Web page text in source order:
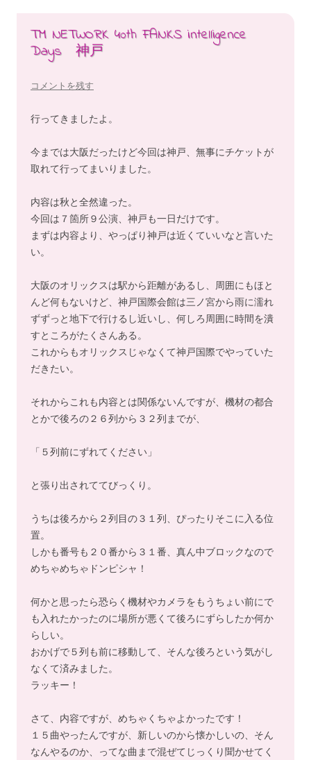
TM NETWORK 40th FANKS intelligence
Days 神戸
コメントを残す
行ってきましたよ。
今までは大阪だったけど今回は神戸、無事にチケットが
取れて行ってまいりました。
内容は秋と全然違った。
今回は７箇所９公演、神戸も一日だけです。
まずは内容より、やっぱり神戸は近くていいなと言いた
い。
大阪のオリックスは駅から距離があるし、周囲にもほと
んど何もないけど、神戸国際会館は三ノ宮から雨に濡れ
ずずっと地下で行けるし近いし、何しろ周囲に時間を潰
すところがたくさんある。
これからもオリックスじゃなくて神戸国際でやっていた
だきたい。
それからこれも内容とは関係ないんですが、機材の都合
とかで後ろの２６列から３２列までが、
「５列前にずれてください」
と張り出されててびっくり。
うちは後ろから２列目の３１列、ぴったりそこに入る位
置。
しかも番号も２０番から３１番、真ん中ブロックなので
めちゃめちゃドンピシャ！
何かと思ったら恐らく機材やカメラをもうちょい前にで
も入れたかったのに場所が悪くて後ろにずらしたか何か
らしい。
おかげで５列も前に移動して、そんな後ろという気がし
なくて済みました。
ラッキー！
さて、内容ですが、めちゃくちゃよかったです！
１５曲やったんですが、新しいのから懐かしいの、そん
なんやるのか、ってな曲まで混ぜてじっくり聞かせてく